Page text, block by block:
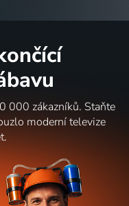
000 zákazníků. Staňte
moderní televize